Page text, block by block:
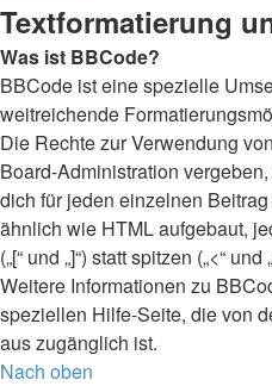
Textformatierung
Was ist BBCode?
BBCode ist eine spezielle
weitreichende
Die Rechte zur Verwendung
Board-Administration
dich für jeden einzelnen
ähnlich wie HTML aufgebaut,
(„[“ und „]“) statt spitzen („<“
Weitere Informationen zu
speziellen Hilfe-Seite, die von
aus zugänglich ist.
Nach oben